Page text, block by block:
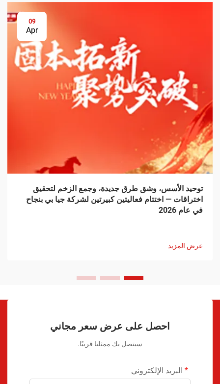
09
Apr
توحيد الأسس، وشق طرق جديدة، وجمع الزخم لتحقيق
اختراقات — اختتام فعاليتين كبيرتين لشركة جيا بي بنجاح
في عام 2026
عرض المزيد
احصل على عرض سعر مجاني
سيتصل بك ممثلنا قريبًا.
البريد الإلكتروني